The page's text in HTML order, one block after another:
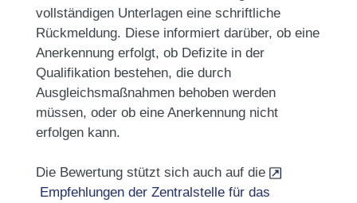
vollständigen Unterlagen eine schriftliche
Rückmeldung. Diese informiert darüber, ob eine
Anerkennung erfolgt, ob Defizite in der
Qualifikation bestehen, die durch
Ausgleichsmaßnahmen behoben werden
müssen, oder ob eine Anerkennung nicht
erfolgen kann.
Die Bewertung stützt sich auch auf die
Empfehlungen der Zentralstelle für das